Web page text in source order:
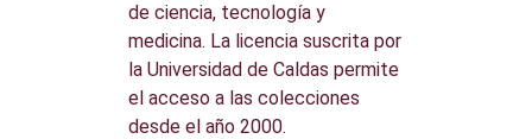
de ciencia, tecnología y
medicina. La licencia suscrita por
la Universidad de Caldas permite
el acceso a las colecciones
desde el año 2000.